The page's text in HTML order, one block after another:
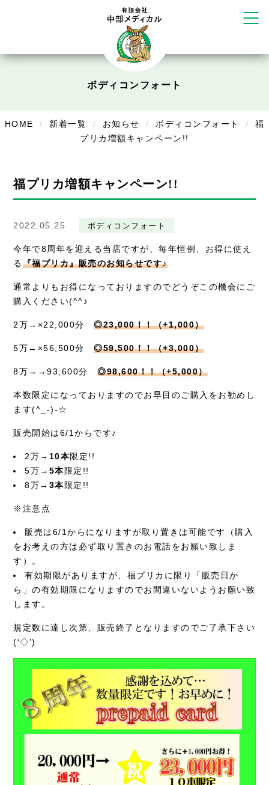
Cure
美容
お知らせ
採用情報
ボディコンフォート
HOME 新着一覧 お知らせ ボディコンフォート
福
プリカ増額キャンペーン!!
福プリカ増額キャンペーン!!
2022.05.25 ボディコンフォート
今年で8周年を迎える当店ですが、毎年恒例、お得に使え
る『福プリカ』販売のお知らせです♪
通常よりもお得になっておりますのでどうぞこの機会にご
購入ください(^^♪
2万→×22,000分◎23,000！！（+1,000）
5万→×56,500分◎59,500！！（+3,000）
8万→→93,600分◎98,600！！（+5,000）
本数限定になっておりますのでお早目のご購入をお勧めし
ます(^_-)-☆
販売開始は6/1からです♪
2万→ 10本限定!!
5万→ 5本限定!!
8万→ 3本限定!!
※注意点
販売は6/1からになりますが取り置きは可能です（購入
をお考えの方は必ず取り置きのお電話をお願い致しま
す）。
有効期限がありますが、福プリカに限り「販売日か
ら」の有効期限になりますのでお間違いないようお願い致
します。
規定数に達し次第、販売終了となりますのでご了承下さい
(‘◇’)ゞ